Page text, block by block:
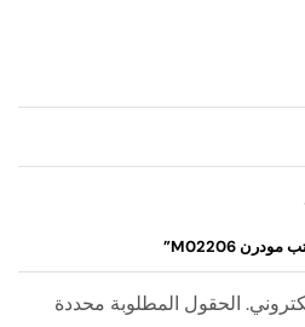
الحقول المطلوبة محددة